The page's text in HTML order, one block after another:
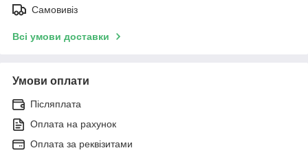
Самовивіз
Всі умови доставки
Умови оплати
Післяплата
Оплата на рахунок
Оплата за реквізитами